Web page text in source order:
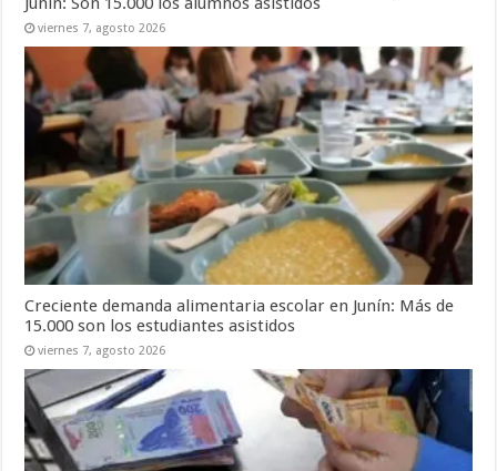
viernes 7, agosto 2026
Creciente demanda alimentaria escolar en Junín: Más de
15.000 son los estudiantes asistidos
viernes 7, agosto 2026